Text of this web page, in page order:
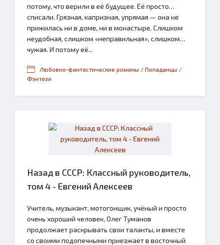
потому, что верили в её будущее. Её просто…
списали. Грязная, капризная, упрямая — она не
прижилась ни в доме, ни в монастыре. Слишком
неудобная, слишком «неправильная», слишком…
чужая. И потому её...
Любовно-фантастические романы / Попаданцы /
Фэнтези
Назад в СССР: Классный руководитель,
том 4 - Евгений Алексеев
Учитель, музыкант, мотогонщик, учёный и просто
очень хороший человек, Олег Туманов
продолжает раскрывать свои таланты, и вместе
со своими подопечными приезжает в восточный